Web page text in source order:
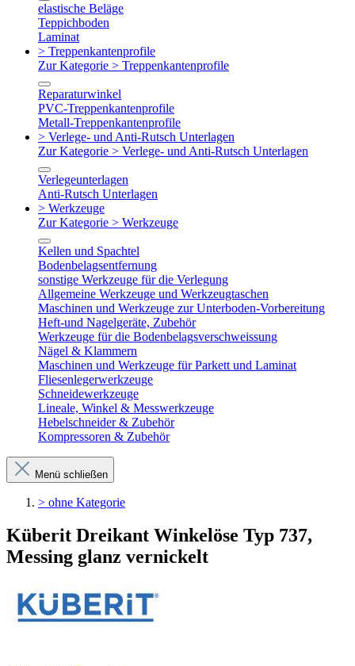
elastische Beläge
Teppichboden
Laminat
> Treppenkantenprofile
Zur Kategorie > Treppenkantenprofile
Reparaturwinkel
PVC-Treppenkantenprofile
Metall-Treppenkantenprofile
> Verlege- und Anti-Rutsch Unterlagen
Zur Kategorie > Verlege- und Anti-Rutsch Unterlagen
Verlegeunterlagen
Anti-Rutsch Unterlagen
> Werkzeuge
Zur Kategorie > Werkzeuge
Kellen und Spachtel
Bodenbelagsentfernung
sonstige Werkzeuge für die Verlegung
Allgemeine Werkzeuge und Werkzeugtaschen
Maschinen und Werkzeuge zur Unterboden-Vorbereitung
Heft-und Nagelgeräte, Zubehör
Werkzeuge für die Bodenbelagsverschweissung
Nägel & Klammern
Maschinen und Werkzeuge für Parkett und Laminat
Fliesenlegerwerkzeuge
Schneidewerkzeuge
Lineale, Winkel & Messwerkzeuge
Hebelschneider & Zubehör
Kompressoren & Zubehör
Menü schließen
> ohne Kategorie
Küberit Dreikant Winkelöse Typ 737,
Messing glanz vernickelt